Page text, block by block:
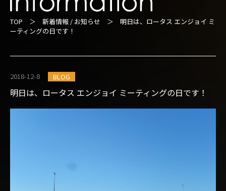
TOP ＞ 新着情報 / お知らせ ＞ 明日は、ロータス エンジョイ ミ
ーティングの日です！
2018-12-8 BLOG
明日は、ロータス エンジョイ ミーティングの日です！